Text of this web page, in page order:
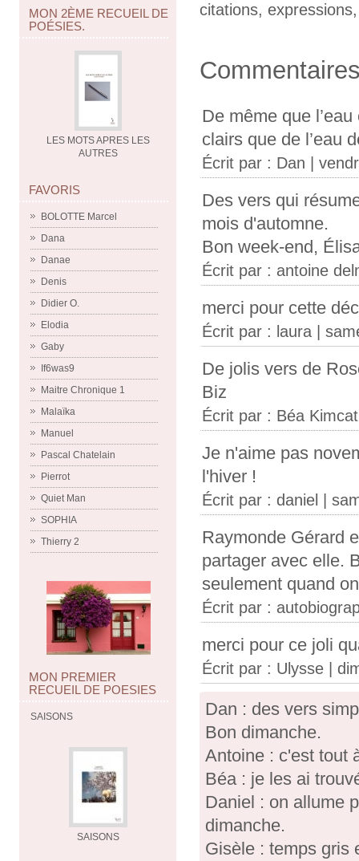
MON 2ÈME RECUEIL DE
POÉSIES.
LES MOTS APRES LES
AUTRES
FAVORIS
BOLOTTE Marcel
Dana
Danae
Denis
Didier O.
Elodia
Gaby
If6was9
Maitre Chronique 1
Malaïka
Manuel
Pascal Chatelain
Pierrot
Quiet Man
SOPHIA
Thierry 2
MON PREMIER
RECUEIL DE POESIES
SAISONS
SAISONS
citations, expressions
De même que
clairs que de l’eau
Écrit par : Dan |
Des vers qui
mois d'automne.
Bon week-end,
Écrit par : antoine
merci pour cette
Écrit par : laura |
De jolis vers de
Biz
Écrit par : Béa Kimcat
Je n'aime pas
l'hiver !
Écrit par : daniel |
Raymonde Gérard
partager avec elle.
seulement quand
Écrit par :
merci pour ce joli
Écrit par : Ulysse |
Dan : des vers
Bon dimanche.
Antoine : c'est tout
Béa : je les ai
Daniel : on allume
dimanche.
Gisèle : temps gris